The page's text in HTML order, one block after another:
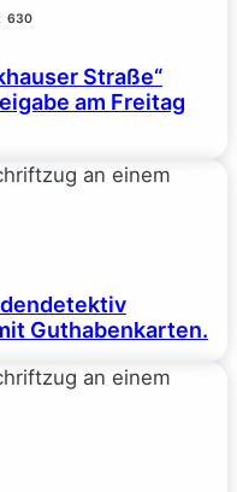
630
Straße“
am Freitag
Guthabenkarten.